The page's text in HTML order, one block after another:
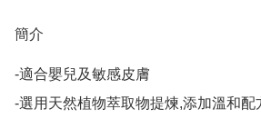
簡介
-適合嬰兒及敏感皮膚
-選用天然植物萃取物提煉,添加溫和配